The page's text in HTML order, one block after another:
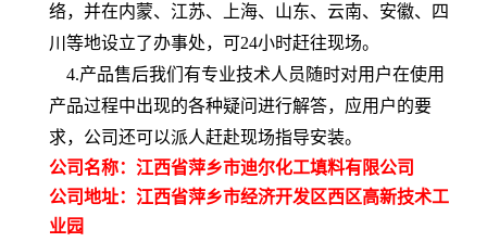
络，并在内蒙、江苏、上海、山东、云南、安徽、四
川等地设立了办事处，可24小时赶往现场。
4.产品售后我们有专业技术人员随时对用户在使用
产品过程中出现的各种疑问进行解答，应用户的要
求，公司还可以派人赶赴现场指导安装。
公司名称：江西省萍乡市迪尔化工填料有限公司
公司地址：江西省萍乡市经济开发区西区高新技术工
业园